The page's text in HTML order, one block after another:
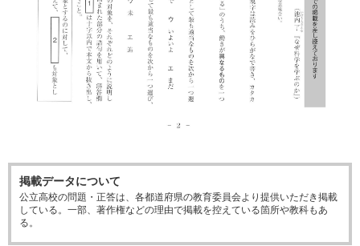
掲載データについて
公立高校の問題・正答は、各都道府県の教育委員会より提供いただき掲載
している。一部、著作権などの理由で掲載を控えている箇所や教科もあ
る。